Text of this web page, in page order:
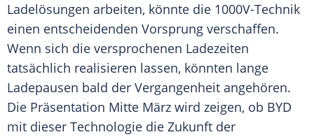
Ladelösungen arbeiten, könnte die 1000V-Technik
einen entscheidenden Vorsprung verschaffen.
Wenn sich die versprochenen Ladezeiten
tatsächlich realisieren lassen, könnten lange
Ladepausen bald der Vergangenheit angehören.
Die Präsentation Mitte März wird zeigen, ob BYD
mit dieser Technologie die Zukunft der